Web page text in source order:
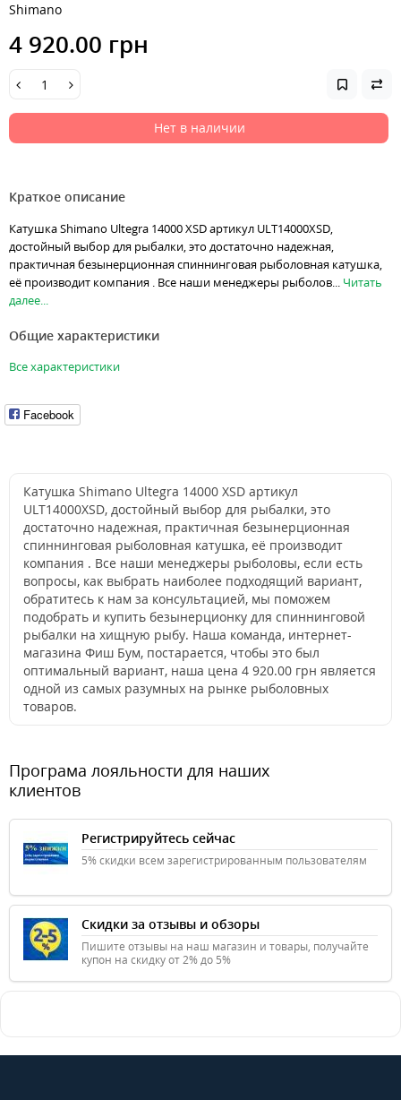
Shimano
4 920.00 грн
Нет в наличии
Краткое описание
Катушка Shimano Ultegra 14000 XSD артикул ULT14000XSD,
достойный выбор для рыбалки, это достаточно надежная,
практичная безынерционная спиннинговая рыболовная катушка,
её производит компания . Все наши менеджеры рыболов... Читать
далее...
Общие характеристики
Все характеристики
Facebook
Катушка Shimano Ultegra 14000 XSD артикул
ULT14000XSD, достойный выбор для рыбалки, это
достаточно надежная, практичная безынерционная
спиннинговая рыболовная катушка, её производит
компания . Все наши менеджеры рыболовы, если есть
вопросы, как выбрать наиболее подходящий вариант,
обратитесь к нам за консультацией, мы поможем
подобрать и купить безынерционку для спиннинговой
рыбалки на хищную рыбу. Наша команда, интернет-
магазина Фиш Бум, постарается, чтобы это был
оптимальный вариант, наша цена 4 920.00 грн является
одной из самых разумных на рынке рыболовных
товаров.
Програма лояльности для наших
клиентов
Регистрируйтесь сейчас
5% скидки всем зарегистрированным пользователям
Скидки за отзывы и обзоры
Пишите отзывы на наш магазин и товары, получайте
купон на скидку от 2% до 5%